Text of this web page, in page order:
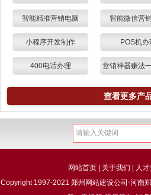
智能精准营销电脑 智能微信营
小程序开发制作 POS机办
400电话办理 营销神器赚法
查看更多产
网站首页| 关于我们 人
Copyright 1997-2021 郑州网站建设公司-河南